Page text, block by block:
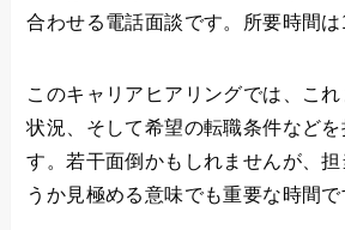
合わせる電話面談です。所要時間は
このキャリアヒアリングでは、こ
状況、そして希望の転職条件などを
す。若干面倒かもしれませんが、
うか見極める意味でも重要な時間で